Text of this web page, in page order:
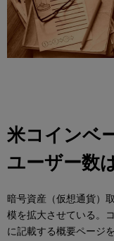
米コインベ
ユーザー数
暗号資産（仮想通貨）
模を拡大させている。
に記載する概要ページ